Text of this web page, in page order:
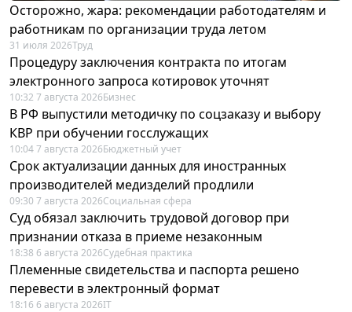
Осторожно, жара: рекомендации работодателям и
работникам по организации труда летом
31 июля 2026Труд
Процедуру заключения контракта по итогам
электронного запроса котировок уточнят
10:32 7 августа 2026Бизнес
В РФ выпустили методичку по соцзаказу и выбору
КВР при обучении госслужащих
10:04 7 августа 2026Бюджетный учет
Срок актуализации данных для иностранных
производителей медизделий продлили
09:30 7 августа 2026Социальная сфера
Суд обязал заключить трудовой договор при
признании отказа в приеме незаконным
18:38 6 августа 2026Судебная практика
Племенные свидетельства и паспорта решено
перевести в электронный формат
18:16 6 августа 2026IT